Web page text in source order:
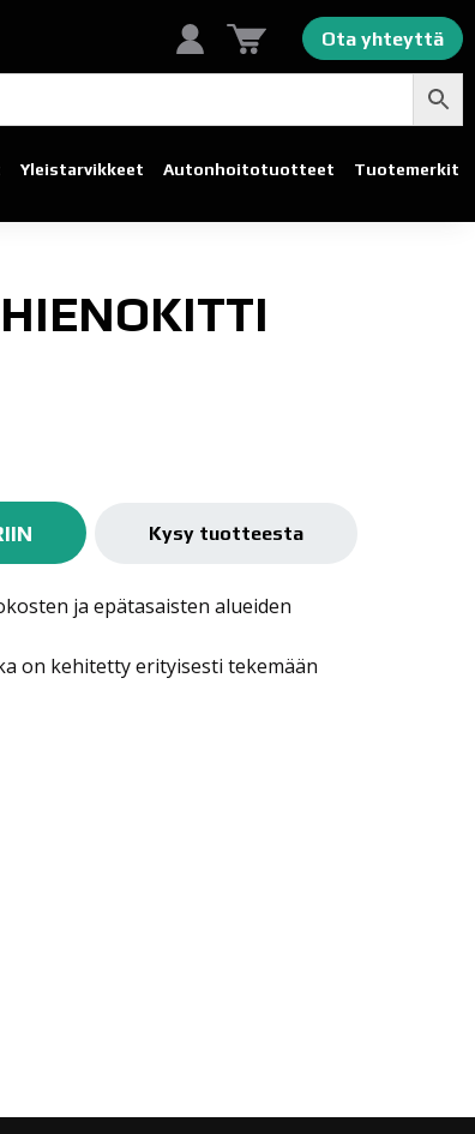
Ota yhteyttä
Yleistarvikkeet Autonhoito­tuotteet Tuotemerkit
Kysy tuotteesta
ja epätasaisten alueiden
on kehitetty erityisesti tekemään